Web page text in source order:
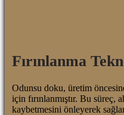
Fırınlanma
Odunsu doku, üretim
için fırınlanmıştır. Bu süreç,
kaybetmesini önleyerek